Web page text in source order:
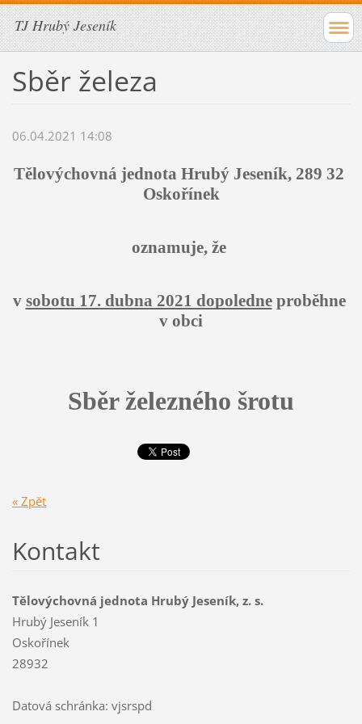
TJ Hrubý Jeseník
Sběr železa
06.04.2021 14:08
Tělovýchovná jednota Hrubý Jeseník, 289 32
Oskořínek
oznamuje, že
v sobotu 17. dubna 2021 dopoledne proběhne
v obci
Sběr železného šrotu
« Zpět
Kontakt
Tělovýchovná jednota Hrubý Jeseník, z. s.
Hrubý Jeseník 1
Oskořínek
28932
Datová schránka: vjsrspd